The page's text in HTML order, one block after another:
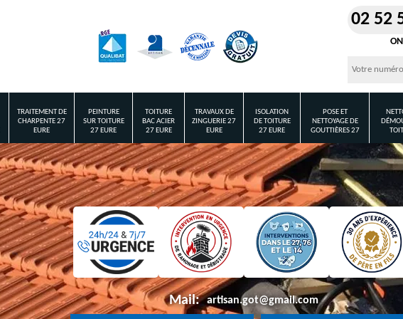
02 52
TRAITEMENT DE
CHARPENTE 27
EURE
PEINTURE
SUR TOITURE
27 EURE
TOITURE
BAC ACIER
27 EURE
TRAVAUX DE
ZINGUERIE 27
EURE
ISOLATION
DE TOITURE
27 EURE
POSE ET
NETTOYAGE DE
GOUTTIÈRES 27
Mail: artisan.got@gmail.com